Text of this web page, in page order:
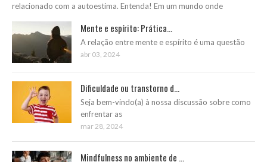
relacionado com a autoestima. Entenda! Em um mundo onde
Mente e espírito: Prática...
A relação entre mente e espírito é uma questão
abr 03, 2024
Dificuldade ou transtorno d...
Seja bem-vindo(a) à nossa discussão sobre como
enfrentar as
mar 28, 2024
Mindfulness no ambiente de ...